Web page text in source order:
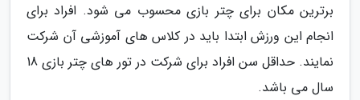
برترین مکان برای چتر بازی محسوب می شود. افراد برای
انجام این ورزش ابتدا باید در کلاس های آموزشی آن شرکت
نمایند. حداقل سن افراد برای شرکت در تور های چتر بازی 18
سال می باشد.